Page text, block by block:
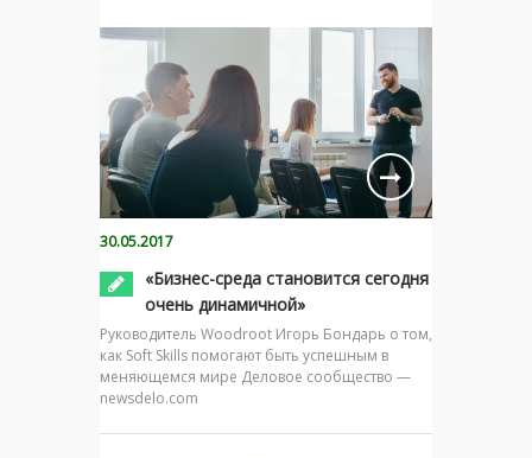
30.05.2017
«Бизнес-среда становится сегодня
очень динамичной»
Руководитель Woodroot Игорь Бондарь о том,
как Soft Skills помогают быть успешным в
меняющемся мире Деловое сообщество —
newsdelo.com